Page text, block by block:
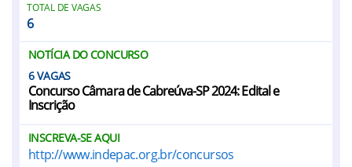
TOTAL DE VAGAS
6
NOTÍCIA DO CONCURSO
6
Concurso Câmara de Cabreúva-SP 2024: Edital e
Inscrição
INSCREVA-SE AQUI
http://www.indepac.org.br/concursos